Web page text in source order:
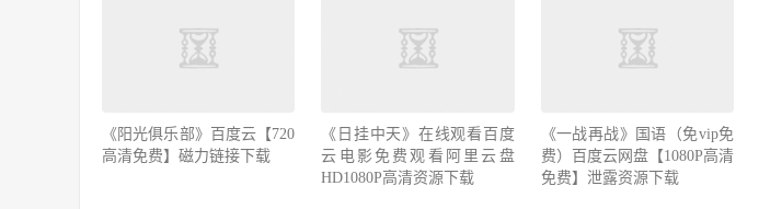
《阳光俱乐部》百度云【720
高清免费】磁力链接下载
《日挂中天》在线观看百度
云电影免费观看阿里云盘
HD1080P高清资源下载
《一战再战》国语（免vip免
费）百度云网盘【1080P高清
免费】泄露资源下载